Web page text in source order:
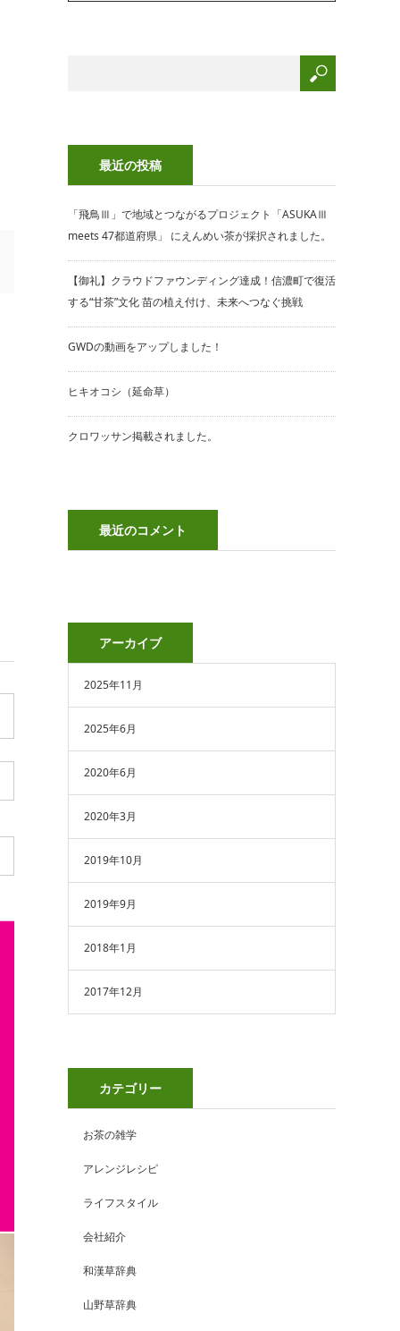
最近の投稿
「飛鳥Ⅲ」で地域とつながるプロジェクト「ASUKAⅢ
meets 47都道府県」 にえんめい茶が採択されました。
【御礼】クラウドファウンディング達成！信濃町で復活
する“甘茶”文化 苗の植え付け、未来へつなぐ挑戦
GWDの動画をアップしました！
ヒキオコシ（延命草）
クロワッサン掲載されました。
最近のコメント
アーカイブ
2025年11月
2025年6月
2020年6月
2020年3月
2019年10月
2019年9月
2018年1月
2017年12月
カテゴリー
お茶の雑学
アレンジレシピ
ライフスタイル
会社紹介
和漢草辞典
山野草辞典